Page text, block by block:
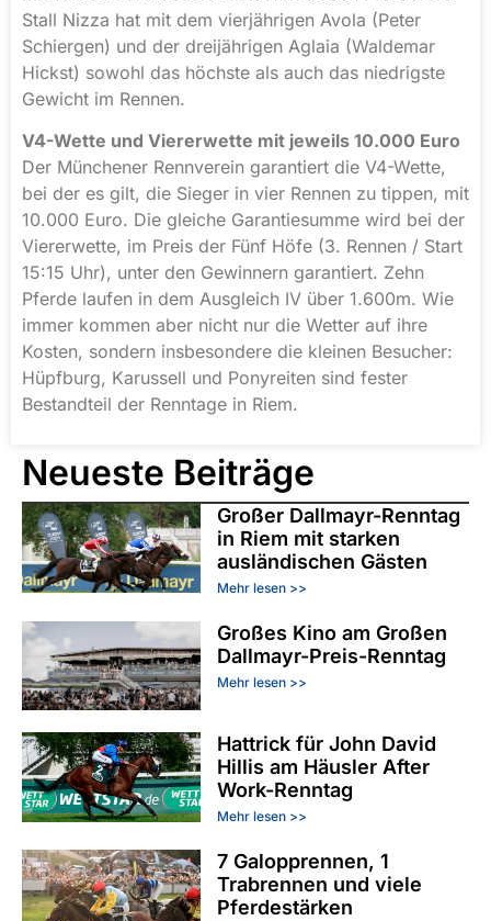
Stall Nizza hat mit dem vierjährigen Avola (Peter
Schiergen) und der dreijährigen Aglaia (Waldemar
Hickst) sowohl das höchste als auch das niedrigste
Gewicht im Rennen.
V4-Wette und Viererwette mit jeweils 10.000 Euro
Der Münchener Rennverein garantiert die V4-Wette,
bei der es gilt, die Sieger in vier Rennen zu tippen, mit
10.000 Euro. Die gleiche Garantiesumme wird bei der
Viererwette, im Preis der Fünf Höfe (3. Rennen / Start
15:15 Uhr), unter den Gewinnern garantiert. Zehn
Pferde laufen in dem Ausgleich IV über 1.600m. Wie
immer kommen aber nicht nur die Wetter auf ihre
Kosten, sondern insbesondere die kleinen Besucher:
Hüpfburg, Karussell und Ponyreiten sind fester
Bestandteil der Renntage in Riem.
Neueste Beiträge
Großer Dallmayr-Renntag
in Riem mit starken
ausländischen Gästen
Mehr lesen >>
Großes Kino am Großen
Dallmayr-Preis-Renntag
Mehr lesen >>
Hattrick für John David
Hillis am Häusler After
Work-Renntag
Mehr lesen >>
7 Galopprennen, 1
Trabrennen und viele
Pferdestärken